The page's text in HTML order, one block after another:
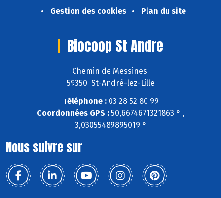
Gestion des cookies
Plan du site
Biocoop St Andre
Chemin de Messines
59350 St-André-lez-Lille
Téléphone :03 28 52 80 99
Coordonnées GPS :50,6674671321863 ° ,
3,03055489895019 °
Nous suivre sur